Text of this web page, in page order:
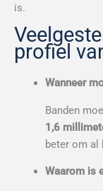
is.
profiel
Wanneer
Banden
1,6
beter om al
Waarom is